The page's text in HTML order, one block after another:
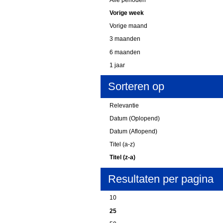
Vorige week
Vorige maand
3 maanden
6 maanden
1 jaar
Sorteren op
Relevantie
Datum (Oplopend)
Datum (Aflopend)
Titel (a-z)
Titel (z-a)
Resultaten per pagina
10
25